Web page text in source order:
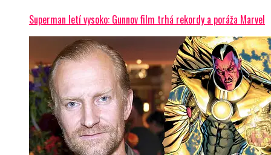
Superman letí vysoko: Gunnov film trhá rekordy a poráža Marvel